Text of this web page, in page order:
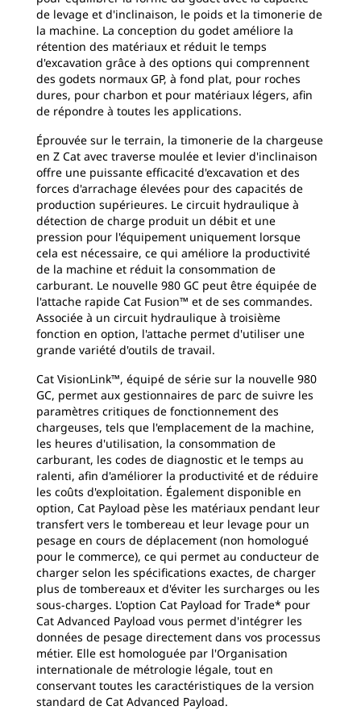
de levage et d'inclinaison, le poids et la timonerie de
la machine. La conception du godet améliore la
rétention des matériaux et réduit le temps
d'excavation grâce à des options qui comprennent
des godets normaux GP, à fond plat, pour roches
dures, pour charbon et pour matériaux légers, afin
de répondre à toutes les applications.
Éprouvée sur le terrain, la timonerie de la chargeuse
en Z Cat avec traverse moulée et levier d'inclinaison
offre une puissante efficacité d'excavation et des
forces d'arrachage élevées pour des capacités de
production supérieures. Le circuit hydraulique à
détection de charge produit un débit et une
pression pour l'équipement uniquement lorsque
cela est nécessaire, ce qui améliore la productivité
de la machine et réduit la consommation de
carburant. Le nouvelle 980 GC peut être équipée de
l'attache rapide Cat Fusion™ et de ses commandes.
Associée à un circuit hydraulique à troisième
fonction en option, l'attache permet d'utiliser une
grande variété d'outils de travail.
Cat VisionLink™, équipé de série sur la nouvelle 980
GC, permet aux gestionnaires de parc de suivre les
paramètres critiques de fonctionnement des
chargeuses, tels que l'emplacement de la machine,
les heures d'utilisation, la consommation de
carburant, les codes de diagnostic et le temps au
ralenti, afin d'améliorer la productivité et de réduire
les coûts d'exploitation. Également disponible en
option, Cat Payload pèse les matériaux pendant leur
transfert vers le tombereau et leur levage pour un
pesage en cours de déplacement (non homologué
pour le commerce), ce qui permet au conducteur de
charger selon les spécifications exactes, de charger
plus de tombereaux et d'éviter les surcharges ou les
sous-charges. L'option Cat Payload for Trade* pour
Cat Advanced Payload vous permet d'intégrer les
données de pesage directement dans vos processus
métier. Elle est homologuée par l'Organisation
internationale de métrologie légale, tout en
conservant toutes les caractéristiques de la version
standard de Cat Advanced Payload.